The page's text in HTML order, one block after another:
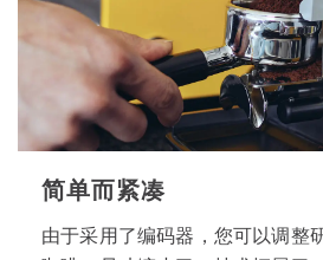
简单而紧凑
由于采用了编码器，您可以调整